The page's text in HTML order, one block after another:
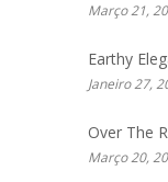
Março 21,
Earthy
Janeiro 27,
Over The
Março 20,